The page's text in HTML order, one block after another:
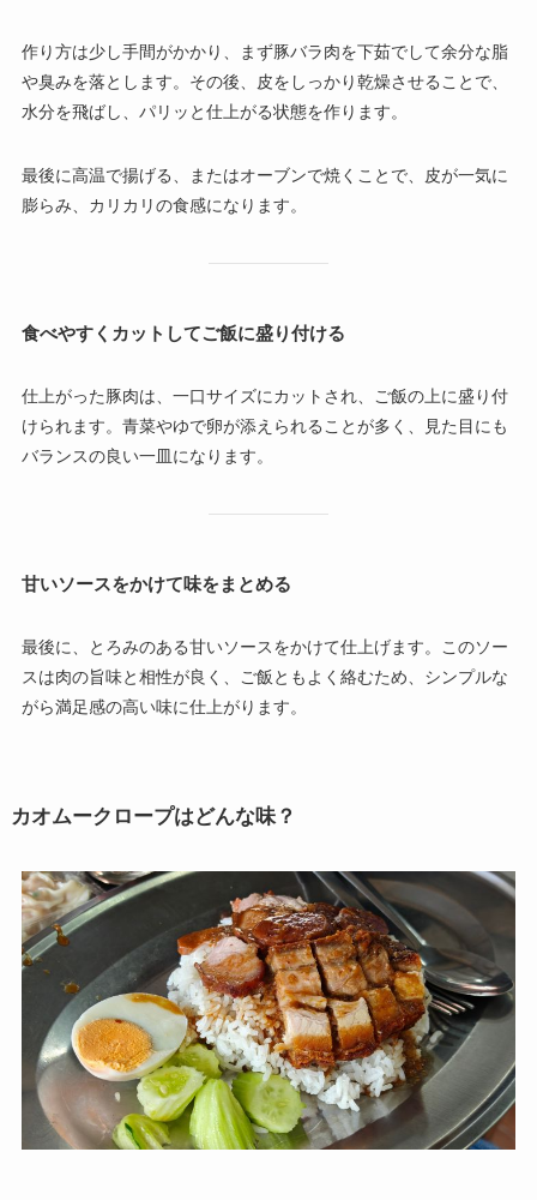
作り方は少し手間がかかり、まず豚バラ肉を下茹でして余分な脂
や臭みを落とします。その後、皮をしっかり乾燥させることで、
水分を飛ばし、パリッと仕上がる状態を作ります。
最後に高温で揚げる、またはオーブンで焼くことで、皮が一気に
膨らみ、カリカリの食感になります。
食べやすくカットしてご飯に盛り付ける
仕上がった豚肉は、一口サイズにカットされ、ご飯の上に盛り付
けられます。青菜やゆで卵が添えられることが多く、見た目にも
バランスの良い一皿になります。
甘いソースをかけて味をまとめる
最後に、とろみのある甘いソースをかけて仕上げます。このソー
スは肉の旨味と相性が良く、ご飯ともよく絡むため、シンプルな
がら満足感の高い味に仕上がります。
カオムークロープはどんな味？